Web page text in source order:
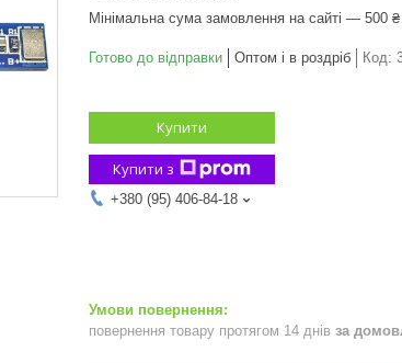
Мінімальна сума замовлення на сайті — 500 ₴
Готово до відправки Оптом і в роздріб Код:
Купити
Купити з
+380 (95) 406-84-18
повернення товару протягом 14 днів за